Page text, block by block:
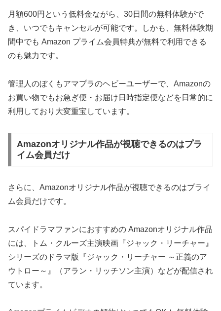
月額600円という低料金ながら、30日間の無料体験がで
き、いつでもキャンセルが可能です。しかも、無料体験期
間中でも Amazon プライム会員特典が無料で利用できる
のも魅力です。
管理人のぼくもアマプラのヘビーユーザーで、Amazonの
お買い物でもお急ぎ便・お届け日時指定便などを日常的に
利用しており大変重宝しています。
Amazonオリジナル作品が視聴できるのはプラ
イム会員だけ
さらに、Amazonオリジナル作品が視聴できるのはプライ
ム会員だけです。
スパイドラマファンにおすすめの Amazonオリジナル作品
には、トム・クルーズ主演映画『ジャック・リーチャー』
シリーズのドラマ版『ジャック・リーチャー ～正義のア
ウトロー～』（アラン・リッチソン主演）などが配信され
ています。